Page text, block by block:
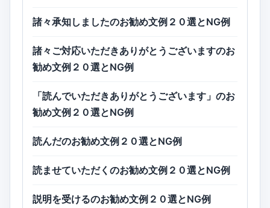
諸々承知しましたのお勧め文例２０選とNG例
諸々ご対応いただきありがとうございますのお
勧め文例２０選とNG例
「読んでいただきありがとうございます」のお
勧め文例２０選とNG例
読んだのお勧め文例２０選とNG例
読ませていただくのお勧め文例２０選とNG例
説明を受けるのお勧め文例２０選とNG例